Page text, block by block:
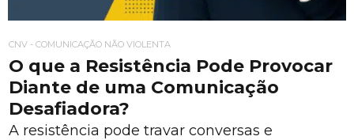
CNV - COMUNICAÇÃO NÃO VIOLENTA
O que a Resistência Pode Provocar
Diante de uma Comunicação
Desafiadora?
A resistência pode travar conversas e